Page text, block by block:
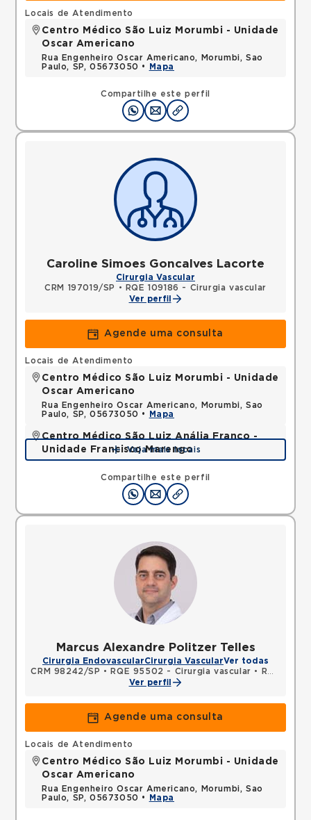
Compartilhe este perfil
Locais de Atendimento
Centro Médico São Luiz Morumbi - Unidade
Oscar Americano
Rua Engenheiro Oscar Americano, Morumbi, Sao
Paulo, SP, 05673050 •
Mapa
Caroline Simoes Goncalves Lacorte
Cirurgia Vascular
CRM 197019/SP
•
RQE 109186 - Cirurgia vascular
Ver perfil
Agende uma consulta
Compartilhe este perfil
Locais de Atendimento
Centro Médico São Luiz Morumbi - Unidade
Oscar Americano
Rua Engenheiro Oscar Americano, Morumbi, Sao
Paulo, SP, 05673050 •
Mapa
Centro Médico São Luiz Anália Franco -
Unidade Francisco Marengo
Rua Francisco Marengo, Tatuape, Sao Paulo, SP,
Mapa
Veja mais locais
Marcus Alexandre Politzer Telles
Cirurgia EndovascularCirurgia VascularVer todas
CRM 98242/SP • RQE 95502 - Cirurgia vascular •
RQE 110666 - Diagnóstico por imagem
Ver perfil
Agende uma consulta
Locais de Atendimento
Centro Médico São Luiz Morumbi - Unidade
Oscar Americano
Rua Engenheiro Oscar Americano, Morumbi, Sao
Paulo, SP, 05673050 •
Mapa